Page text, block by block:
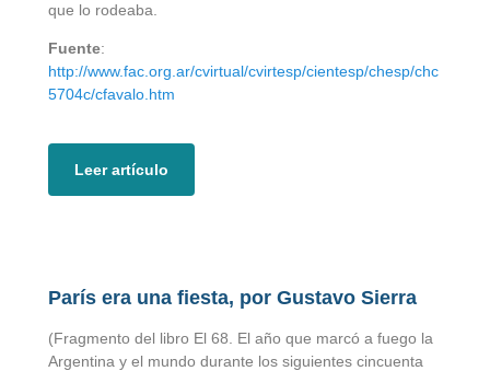
que lo rodeaba.
Fuente:
http://www.fac.org.ar/cvirtual/cvirtesp/cientesp/chesp/chc
5704c/cfavalo.htm
Leer artículo
París era una fiesta, por Gustavo Sierra
(Fragmento del libro El 68. El año que marcó a fuego la
Argentina y el mundo durante los siguientes cincuenta